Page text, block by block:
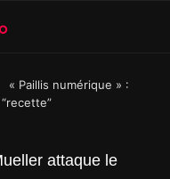
« Paillis numérique » :
attaque le